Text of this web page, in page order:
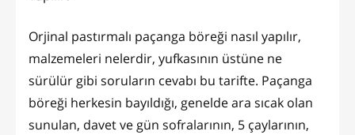
Orjinal pastırmalı paçanga böreği nasıl yapılır,
malzemeleri nelerdir, yufkasının üstüne ne
sürülür gibi soruların cevabı bu tarifte. Paçanga
böreği herkesin bayıldığı, genelde ara sıcak olan
sunulan, davet ve gün sofralarının, 5 çaylarının,